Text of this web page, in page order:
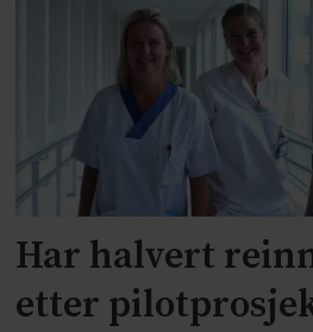
Har halvert
etter